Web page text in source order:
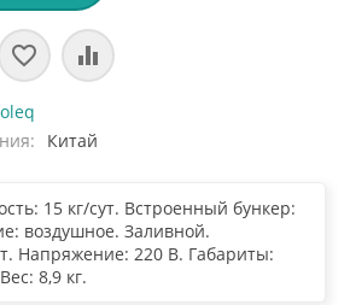
Китай
15 кг/сут. Встроенный бункер:
воздушное. Заливной.
Напряжение: 220 В. Габариты:
8,9 кг.